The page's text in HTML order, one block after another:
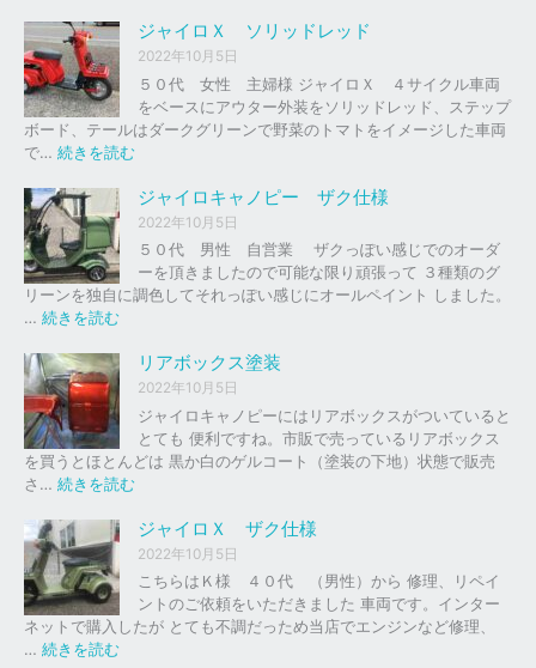
ャ
イ
ロ
以
外
の
イ
ク
車
下
、
買
取
を
は
ま
し
た
。
ジャイロＸ ソリッドレッド
2022年10月5日
５０代 女性 主婦様 ジャイロＸ ４サイクル車両
をベースにアウター外装をソリッドレッド、ステップ
ボード、テールはダークグリーンで野菜のトマトをイメージした車両
で… 続きを読む
ャ
イ
ロ
ッ
ド
ッ
ド
ジャイロキャノピー ザク仕様
2022年10月5日
５０代 男性 自営業 ザクっぽい感じでのオーダ
ーを頂きましたので可能な限り頑張って ３種類のグ
リーンを独自に調色してそれっぽい感じにオールペイント しました。
… 続きを読む
イ
ロ
キ
ャ
ノ
ピ
ー
ザ
ク
仕
様
リアボックス塗装
2022年10月5日
ジャイロキャノピーにはリアボックスがついていると
とても 便利ですね。市販で売っているリアボックス
を買うとほとんどは 黒か白のゲルコート（塗装の下地）状態で販売
さ… 続きを読む
ア
ボ
ッ
ク
ス
ジャイロＸ ザク仕様
2022年10月5日
こちらはＫ様 ４０代 （男性）から 修理、リペイ
ントのご依頼をいただきました 車両です。インター
ネットで購入したが とても不調だっため当店でエンジンなど修理、
… 続きを読む